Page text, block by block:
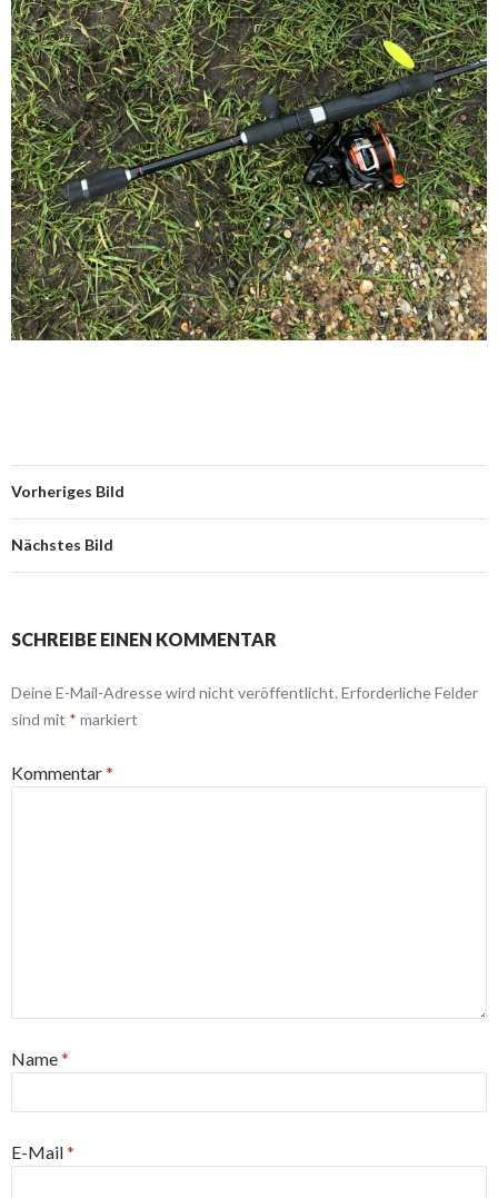
Vorheriges Bild
Nächstes Bild
SCHREIBE EINEN KOMMENTAR
Deine E-Mail-Adresse wird nicht veröffentlicht. Erforderliche Felder
sind mit * markiert
Kommentar*
Name*
E-Mail*